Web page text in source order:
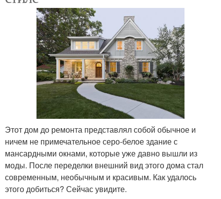
Этот дом до ремонта представлял собой обычное и
ничем не примечательное серо-белое здание с
мансардными окнами, которые уже давно вышли из
моды. После переделки внешний вид этого дома стал
современным, необычным и красивым. Как удалось
этого добиться? Сейчас увидите.